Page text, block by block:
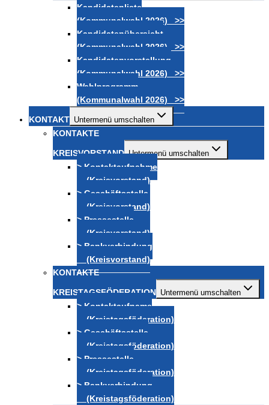
Kandidatenliste
(Kommunalwahl 2026) >>
Kandidatenübersicht
(Kommunalwahl 2026) >>
Kandidatenvorstellung
(Kommunalwahl 2026) >>
Wahlprogramm
(Kommunalwahl 2026) >>
KONTAKT Untermenü umschalten
KONTAKTE
KREISVORSTAND Untermenü umschalten
> Kontaktaufnahme
(Kreisvorstand)
> Geschäftsstelle
(Kreisvorstand)
> Pressestelle
(Kreisvorstand)
> Bankverbindung
(Kreisvorstand)
KONTAKTE
KREISTAGSFÖDERATION Untermenü umschalten
> Kontaktaufname
(Kreistagsföderation)
> Geschäftsstelle
(Kreistagsföderation)
> Pressestelle
(Kreistagsföderation)
> Bankverbindung
(Kreistagsföderation)